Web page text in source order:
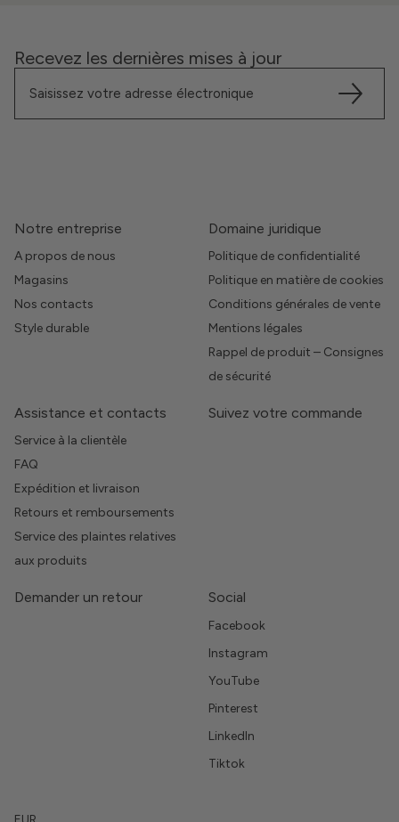
Recevez les dernières mises à jour
Notre entreprise
A propos de nous
Magasins
Nos contacts
Style durable
Domaine juridique
Politique de confidentialité
Politique en matière de cookies
Conditions générales de vente
Mentions légales
Rappel de produit – Consignes
de sécurité
Assistance et contacts
Service à la clientèle
FAQ
Expédition et livraison
Retours et remboursements
Service des plaintes relatives
aux produits
Suivez votre commande
Demander un retour Social
Facebook
Instagram
YouTube
Pinterest
LinkedIn
Tiktok